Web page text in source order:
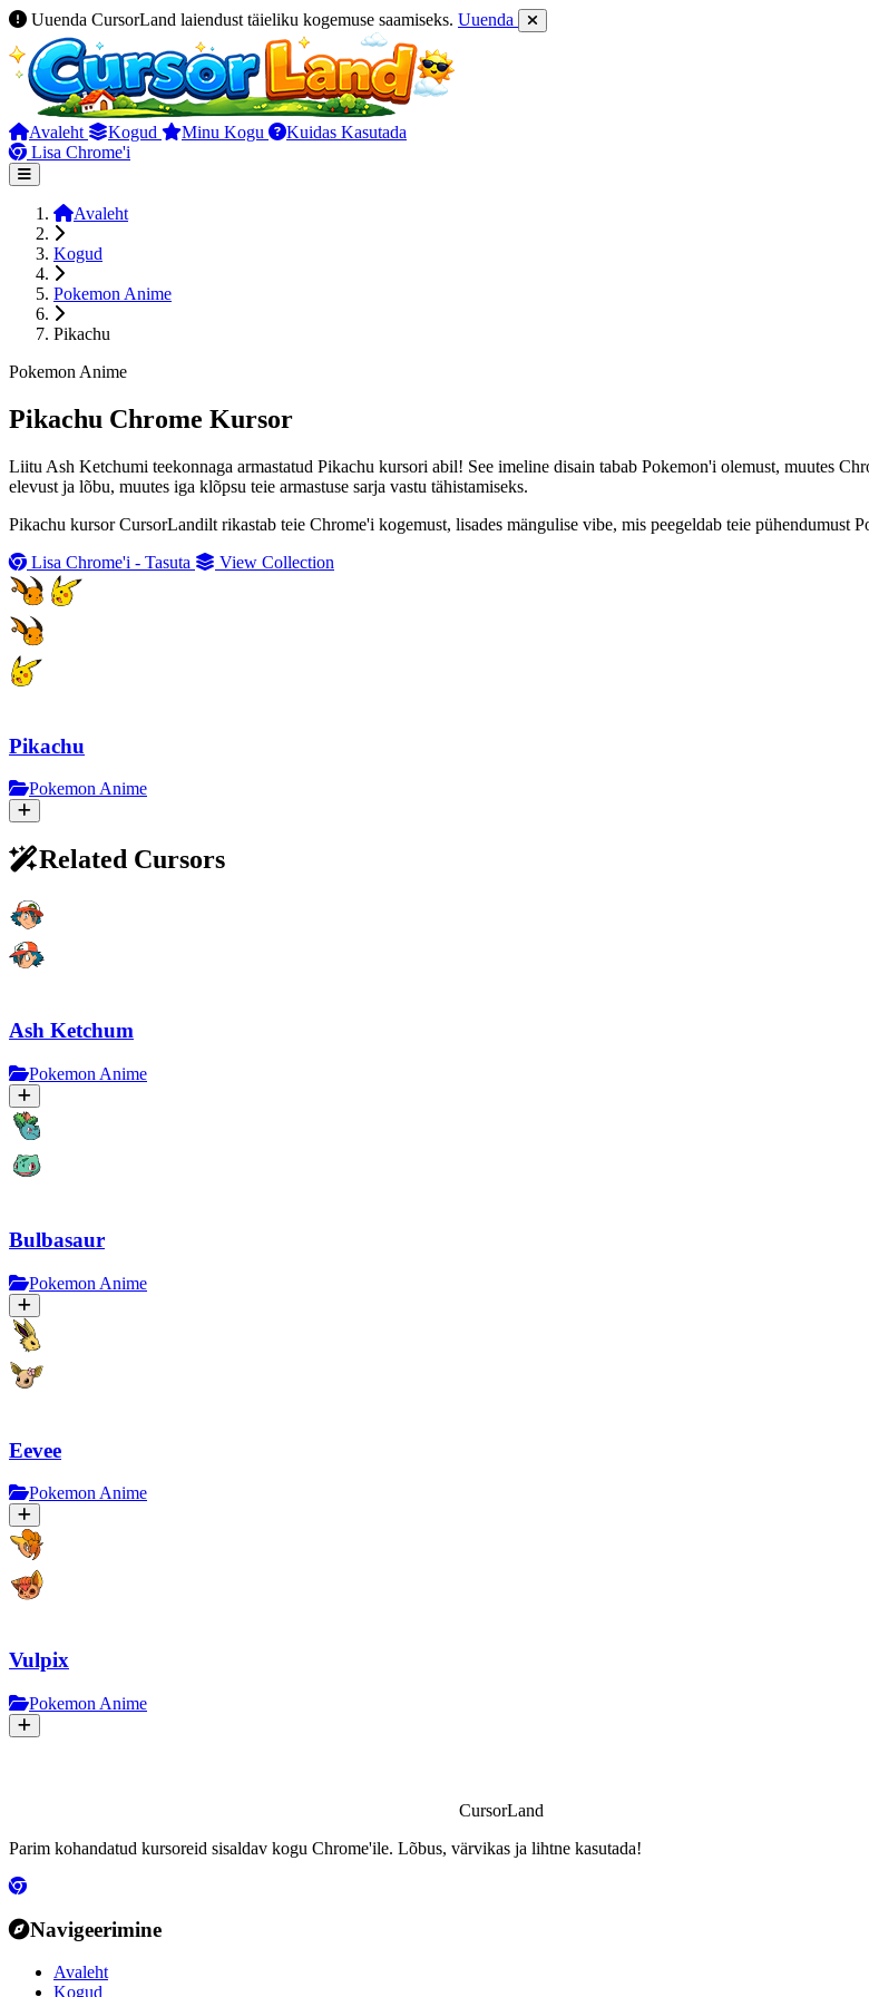
Uuenda CursorLand laiendust täieliku kogemuse saamiseks. Uuenda
Avaleht Kogud Minu Kogu
Kuidas Kasutada
Lisa Chrome'i
Avaleht
Kogud
Pokemon Anime
Pikachu
Pokemon Anime
Pikachu Chrome Kursor
Liitu Ash Ketchumi teekonnaga armastatud Pikachu kursori abil! See imeline disain tabab Pokemon'i olemust, muutes
elevust ja lõbu, muutes iga klõpsu teie armastuse sarja vastu tähistamiseks.
Pikachu kursor CursorLandilt rikastab teie Chrome'i kogemust, lisades mängulise vibe, mis peegeldab teie
Lisa Chrome'i - Tasuta
View Collection
Pikachu
Pokemon Anime
Related Cursors
Ash Ketchum
Pokemon Anime
Bulbasaur
Pokemon Anime
Eevee
Pokemon Anime
Vulpix
Pokemon Anime
CursorLand
Parim kohandatud kursoreid sisaldav kogu Chrome'ile. Lõbus, värvikas ja lihtne kasutada!
Navigeerimine
Avaleht
Kogud